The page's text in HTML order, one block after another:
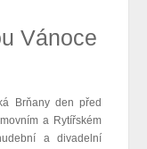
Vánoce
Brňany den před
a Rytířském
a divadelní